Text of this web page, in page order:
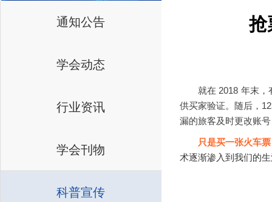
通知公告
学会动态
行业资讯
学会刊物
科普宣传
抢
就在 2018 年末
供买家验证。随后，
漏的旅客及时更改账
只是买一张火车
术逐渐渗入到我们的